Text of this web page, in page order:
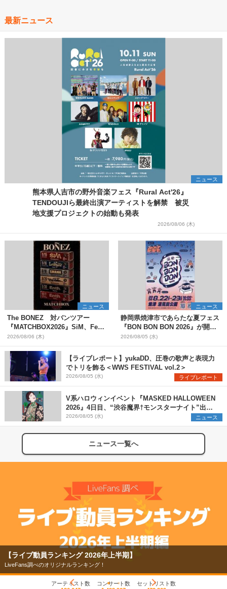
最新ニュース
ニュース
熊本県人吉市の野外音楽フェス『Rural Act'26』
TENDOUJIら最終出演アーティストを解禁 被災
地支援プロジェクトの始動も発表
2026/08/06 (木)
ニュース
The BONEZ 対バンツアー
『MATCHBOX2026』SiM、Fear,
and Loathing in Las Vegasら対
バンアーティストを一斉解禁
2026/08/06 (木)
ニュース
静岡県焼津市であらたな夏フェス
『BON BON BON 2026』が開
催 音楽ライブ×盆踊り×DJ×屋台
グルメ×ランタンナイトで彩る2日
間
2026/08/05 (水)
【ライブレポート】yukaDD、圧巻の歌声と表現力
でトリを飾る＜WWS FESTIVAL vol.2＞
2026/08/05 (水) ライブレポート
V系ハロウィンイベント『MASKED HALLOWEEN
2026』4日目、“渋谷魔界†モンスターナイト”出演6
組を発表
2026/08/05 (水) ニュース
ニュース一覧へ
【ライブ動員ランキング 2026年上半期】
LiveFans調べのオリジナルランキング！
アーティスト数
コンサート数
セットリスト数